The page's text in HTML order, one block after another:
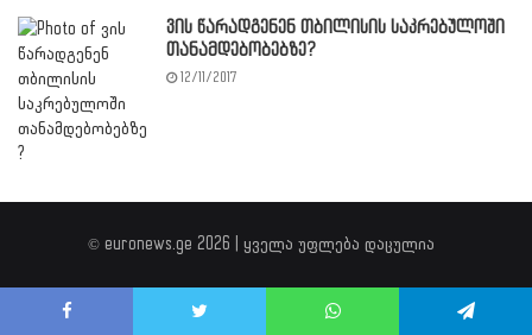
ვის წარადგენენ თბილისის საკრებულოში
თანამდებობებზე?
12/11/2017
© euronews.ge 2026 | ყველა უფლება დაცულია